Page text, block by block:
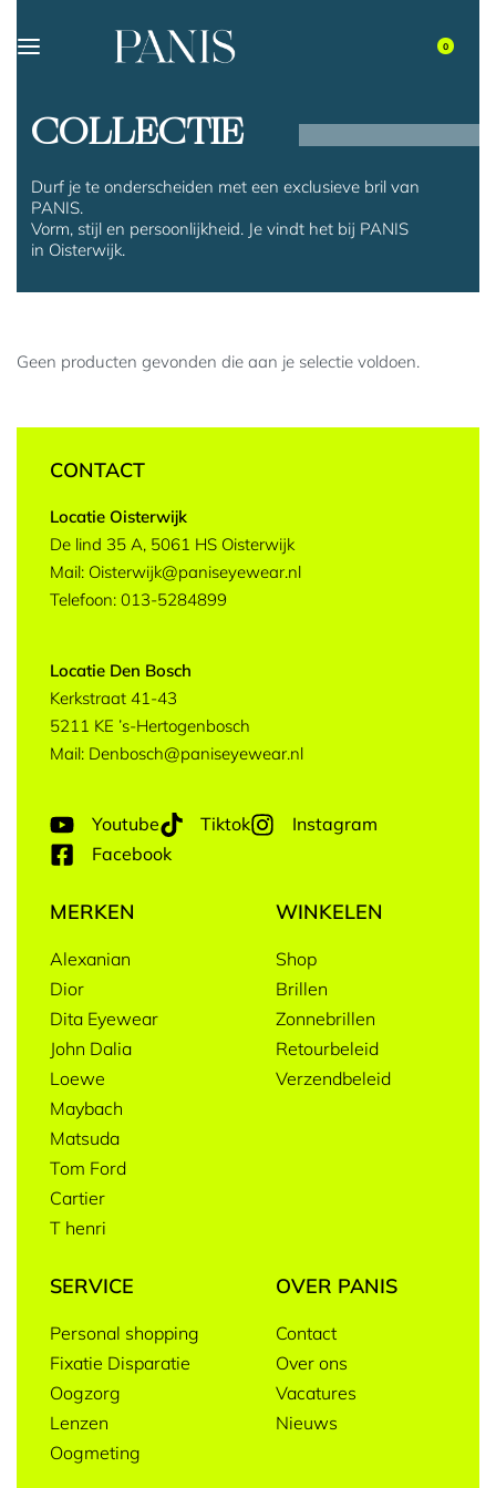
0
COLLECTIE
Durf je te onderscheiden met een exclusieve bril van
PANIS.
Vorm, stijl en persoonlijkheid. Je vindt het bij PANIS
in Oisterwijk.
Geen producten gevonden die aan je selectie voldoen.
CONTACT
Locatie Oisterwijk
De lind 35 A, 5061 HS Oisterwijk
Mail: Oisterwijk@paniseyewear.nl
Telefoon: 013-5284899
Locatie Den Bosch
Kerkstraat 41-43
5211 KE ’s-Hertogenbosch
Mail: Denbosch@paniseyewear.nl
Youtube Tiktok
Instagram
Facebook
MERKEN
Alexanian
Dior
Dita Eyewear
John Dalia
Loewe
Maybach
Matsuda
Tom Ford
Cartier
T henri
WINKELEN
Shop
Brillen
Zonnebrillen
Retourbeleid
Verzendbeleid
SERVICE
Personal shopping
Fixatie Disparatie
Oogzorg
Lenzen
Oogmeting
OVER PANIS
Contact
Over ons
Vacatures
Nieuws